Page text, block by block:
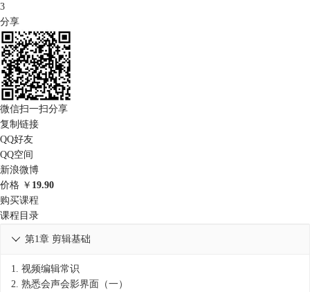
3
分享
微信扫一扫分享
复制链接
QQ好友
QQ空间
新浪微博
价格 ￥ 19.90
购买课程
课程目录
第1章 剪辑基础

1. 视频编辑常识
2. 熟悉会声会影界面（一）